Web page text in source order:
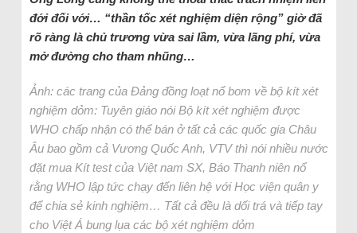
đới đối với… “thần tốc xét nghiệm diện rộng” giờ đã
rõ ràng là chủ trương vừa sai lầm, vừa lãng phí, vừa
mở đường cho tham nhũng…
Ảnh: các trang của Đảng đồng loạt nổ bom về bộ kít xét
nghiệm dỏm: Tuyên giáo nói Bộ kít xét nghiệm được
WHO chấp nhận có thể bán ở tất cả các quốc gia Châu
Âu bao gồm cả Vương Quốc Anh, VTV thì nói nhiều nước
đặt mua Kít test của Việt nam SX, Báo Thanh niên nổ
rằng WHO lập tức chạy đến liên hệ với Học viện quân y
để chia sẻ kinh nghiệm… Tất cả đều là dối trá và tiếp tay
cho Việt Á bung lụa các bộ xét nghiệm dỏm